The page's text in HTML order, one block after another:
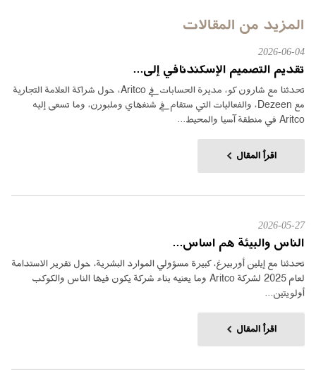
المزيد من المقالات
2026-06-04
تقديم التصميم الإسكندنافي إلى...
تحدثنا مع شارون كو، مديرة الحسابات في Aritco، حول شراكة العلامة التجارية
مع Dezeen، والفعاليات التي ستقام في شنغهاي وملبورن، وما تسعى إليه
Aritco في منطقة آسيا والمحيط...
اقرأ المقال
2026-05-27
الناس والبيئة هم اساس...
تحدثنا مع إيلين أوربيرغ، كبيرة مسؤولي الموارد البشرية، حول تقرير الاستدامة
لعام 2025 لشركة Aritco وما يعنيه بناء شركة يكون فيها الناس والكوكب
أولويتين...
اقرأ المقال